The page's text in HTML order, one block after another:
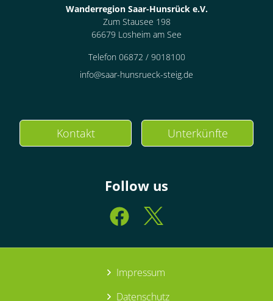
Wanderregion Saar-Hunsrück e.V.
Zum Stausee 198
66679 Losheim am See
Telefon 06872 / 9018100
info@saar-hunsrueck-steig.de
Kontakt Unterkünfte
Follow us
Impressum
Datenschutz